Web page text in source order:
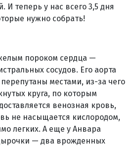
И теперь у нас всего 3,5 дня
нужно собрать!
пороком сердца —
сосудов. Его аорта
местами, из-за чего
круга, по которым
венозная кровь,
не насыщается кислородом,
легких. А еще у Анвара
— два врожденных